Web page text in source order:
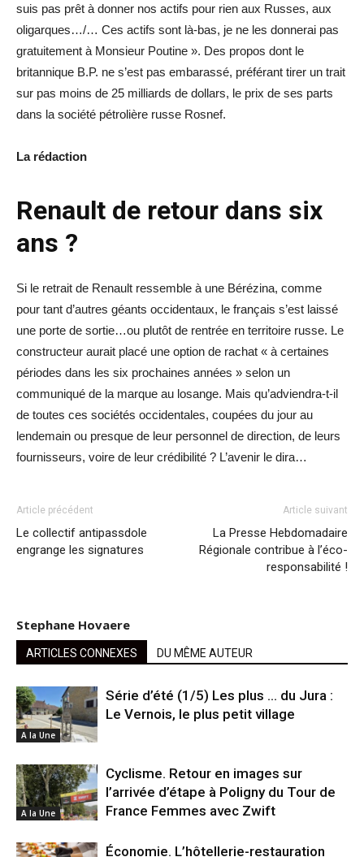
suis pas prêt à donner nos actifs pour rien aux Russes, aux
oligarques…/… Ces actifs sont là-bas, je ne les donnerai pas
gratuitement à Monsieur Poutine ». Des propos dont le
britannique B.P. ne s’est pas embarassé, préférant tirer un trait
sur pas moins de 25 milliards de dollars, le prix de ses parts
dans la société pétrolière russe Rosnef.
La rédaction
Renault de retour dans six
ans ?
Si le retrait de Renault ressemble à une Bérézina, comme
pour tant d’autres géants occidentaux, le français s’est laissé
une porte de sortie…ou plutôt de rentrée en territoire russe. Le
constructeur aurait placé une option de rachat « à certaines
périodes dans les six prochaines années » selon un
communiqué de la marque au losange. Mais qu’adviendra-t-il
de toutes ces sociétés occidentales, coupées du jour au
lendemain ou presque de leur personnel de direction, de leurs
fournisseurs, voire de leur crédibilité ? L’avenir le dira…
Article précédent
Le collectif antipassdole
engrange les signatures
Article suivant
La Presse Hebdomadaire
Régionale contribue à l’éco-
responsabilité !
Stephane Hovaere
ARTICLES CONNEXES DU MÊME AUTEUR
A la Une
Série d’été (1/5) Les plus … du Jura :
Le Vernois, le plus petit village
A la Une
Cyclisme. Retour en images sur
l’arrivée d’étape à Poligny du Tour de
France Femmes avec Zwift
Économie. L’hôtellerie-restauration